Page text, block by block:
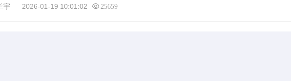
其特点、运营模式、存在的问题及影响等。弑魂蜀门私服发布网的特点1. 丰富的游戏资源：弑魂
宇 2026-01-19 10:01:02 25659